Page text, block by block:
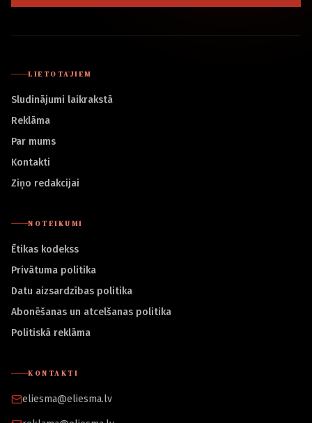
LIETOTĀJIEM
Sludinājumi laikrakstā
Reklāma
Par mums
Kontakti
Ziņo redakcijai
NOTEIKUMI
Ētikas kodekss
Privātuma politika
Datu aizsardzības politika
Abonēšanas un atcelšanas politika
Politiskā reklāma
KONTAKTI
eliesma@eliesma.lv